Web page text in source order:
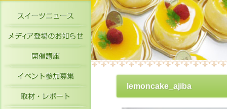
スイーツニュース
メディア登場のお知らせ
開催講座
イベント参加募集
lemoncake_ajiba